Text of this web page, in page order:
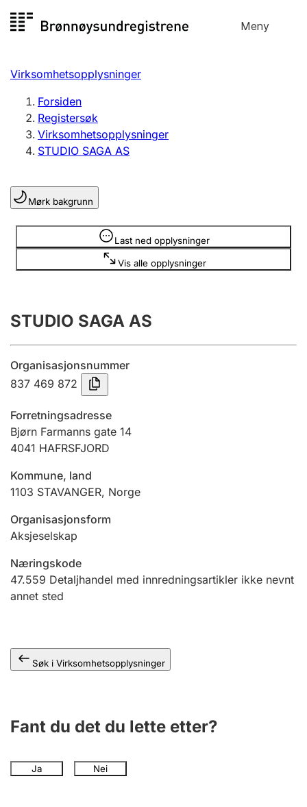
til
Meny
Registersøk
Aksjeselskap
Enkeltpersonforetak
Registrere, endre, slette
Lag og forening
Registrere, endre, slette
Årsregnskap
Innsending og forsinkelsesgebyr
Jeger
Ektepaktveileder
Offentlig sektor
Virksomhetsopplysninger
Forsiden
Registersøk
Virksomhetsopplysninger
STUDIO SAGA AS
Mørk bakgrunn
Last ned opplysninger
Vis alle opplysninger
Opplysninger er skjult
STUDIO SAGA AS
Organisasjonsnummer
837 469 872
Forretningsadresse
Bjørn Farmanns gate 14
4041 HAFRSFJORD
Kommune, land
1103 STAVANGER, Norge
Organisasjonsform
Aksjeselskap
Næringskode
47.559 Detaljhandel med innredningsartikler ikke nevnt
annet sted
Søk i Virksomhetsopplysninger
Fant du det du lette etter?
Ja Nei